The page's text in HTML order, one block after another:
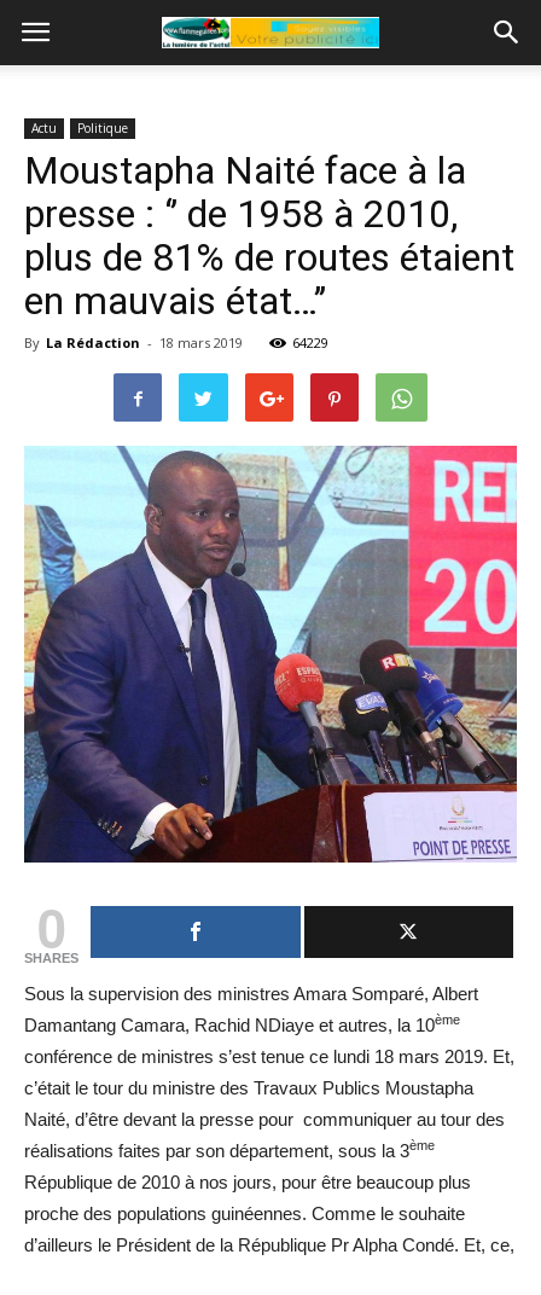
Actu Politique
Moustapha Naité face à la
presse : ‘’ de 1958 à 2010,
plus de 81% de routes étaient
en mauvais état…’’
By La Rédaction - 18 mars 2019 64229
0
SHARES
Sous la supervision des ministres Amara Somparé, Albert
Damantang Camara, Rachid NDiaye et autres, la 10ème
conférence de ministres s’est tenue ce lundi 18 mars 2019. Et,
c’était le tour du ministre des Travaux Publics Moustapha
Naité, d’être devant la presse pour communiquer au tour des
réalisations faites par son département, sous la 3ème
République de 2010 à nos jours, pour être beaucoup plus
proche des populations guinéennes. Comme le souhaite
d’ailleurs le Président de la République Pr Alpha Condé. Et, ce,